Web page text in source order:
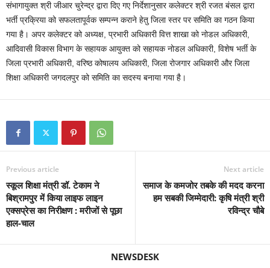
संभागायुक्त श्री जीआर चुरेन्द्र द्वारा दिए गए निर्देशानुसार कलेक्टर श्री रजत बंसल द्वारा
भर्ती प्रक्रिया को सफलतापूर्वक सम्पन्न कराने हेतु जिला स्तर पर समिति का गठन किया
गया है। अपर कलेक्टर को अध्यक्ष, प्रभारी अधिकारी वित्त शाखा को नोडल अधिकारी,
आदिवासी विकास विभाग के सहायक आयुक्त को सहायक नोडल अधिकारी, विशेष भर्ती के
जिला प्रभारी अधिकारी, वरिष्ठ कोषालय अधिकारी, जिला रोजगार अधिकारी और जिला
शिक्षा अधिकारी जगदलपुर को समिति का सदस्य बनाया गया है।
Previous article
स्कूल शिक्षा मंत्री डॉ. टेकाम ने
बिश्रामपुर में किया लाइफ लाइन
एक्सप्रेस का निरीक्षण : मरीजों से पूछा
हाल-चाल
Next article
समाज के कमजोर तबके की मदद करना
हम सबकी जिम्मेदारी: कृषि मंत्री श्री
रविन्द्र चौबे
NEWSDESK